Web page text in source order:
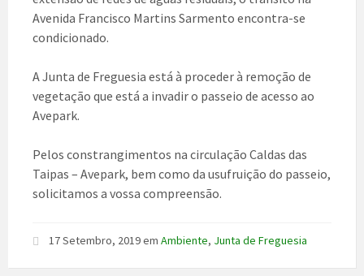
Avenida Francisco Martins Sarmento encontra-se
condicionado.
A Junta de Freguesia está à proceder à remoção de
vegetação que está a invadir o passeio de acesso ao
Avepark.
Pelos constrangimentos na circulação Caldas das
Taipas – Avepark, bem como da usufruição do passeio,
solicitamos a vossa compreensão.
17 Setembro, 2019em Ambiente, Junta de Freguesia